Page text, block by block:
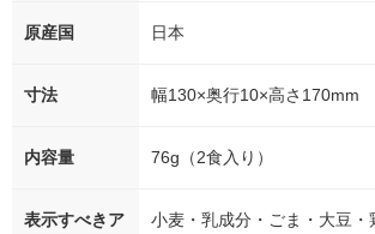
原産国 日本
寸法 幅130×奥行10×高さ170mm
内容量 76g（2食入り）
表示すべきア
小麦・乳成分・ごま・大豆・